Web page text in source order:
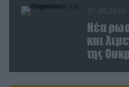
Νέα
και
της